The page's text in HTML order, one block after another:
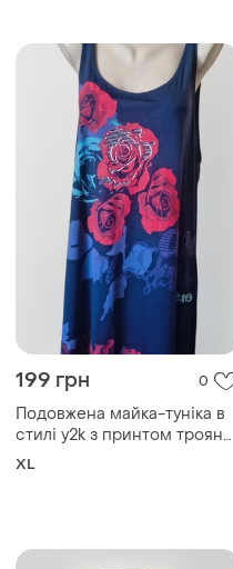
199 грн 0
Подовжена майка-туніка в
стилі y2k з принтом троянд
та стразами xl
XL